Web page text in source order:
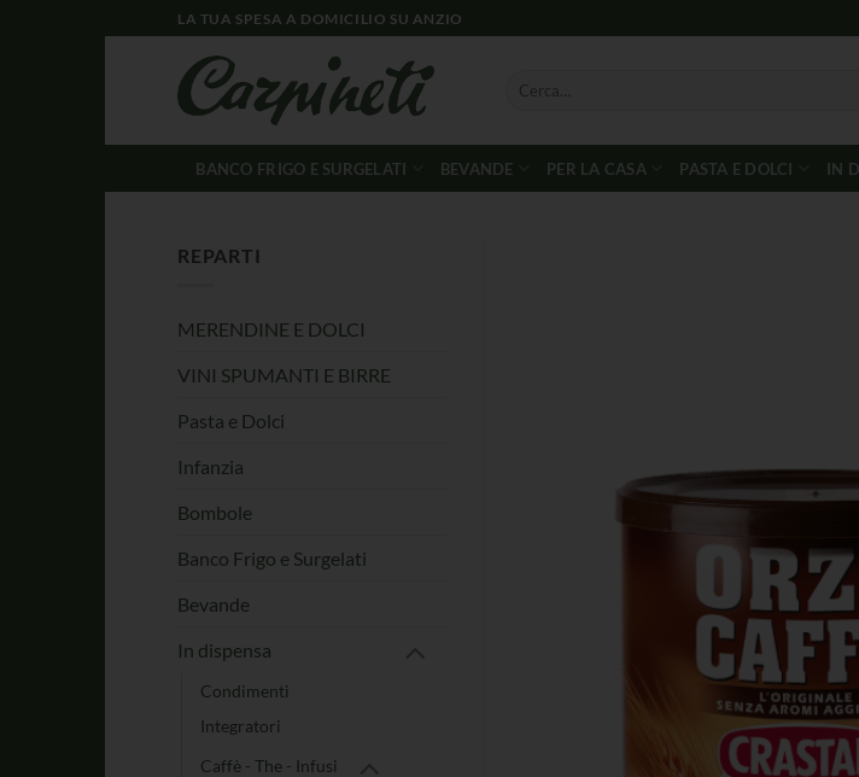
LA TUA SPESA A DOMICILIO SU ANZIO
BANCO FRIGO E SURGELATI BEVANDE PER LA CASA PASTA E DOLCI IN
REPARTI
MERENDINE E DOLCI
VINI SPUMANTI E BIRRE
Pasta e Dolci
Infanzia
Bombole
Banco Frigo e Surgelati
Bevande
In dispensa
Condimenti
Integratori
Caffè - The - Infusi